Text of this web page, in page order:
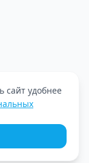
сайт удобнее